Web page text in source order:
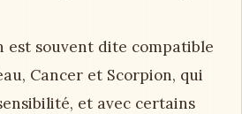
est souvent dite compatible
Cancer et Scorpion, qui
et avec certains